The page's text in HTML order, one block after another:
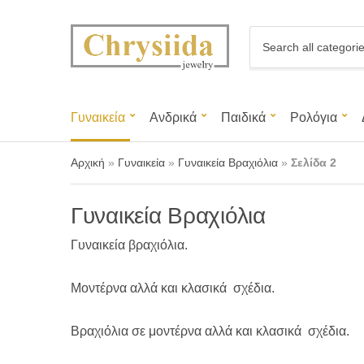
a
g
o
r
n
a
e
Γυναικεία Ανδρικά Παιδικά Ρολόγια
Αρχική » Γυναικεία » Γυναικεία Βραχιόλια » Σελίδα 2
Γυναικεία Βραχιόλια
Γυναικεία βραχιόλια.
Μοντέρνα αλλά και κλασικά σχέδια.
Βραχιόλια σε μοντέρνα αλλά και κλασικά σχέδια.